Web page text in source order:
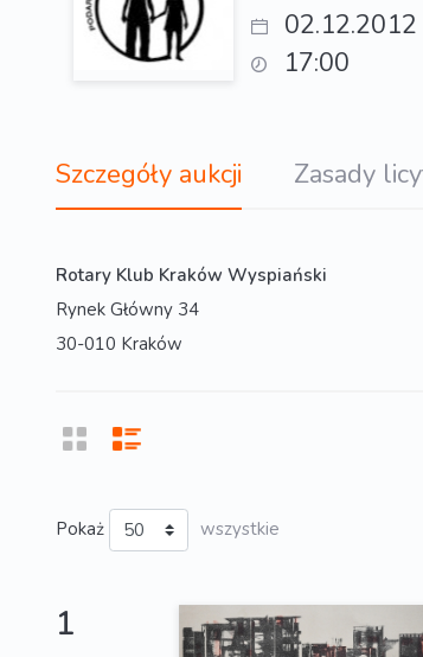
02.12.2012
17:00
Szczegóły aukcji Zasady
Rotary Klub Kraków Wyspiański
Rynek Główny 34
30-010 Kraków
Pokaż wszystkie
1